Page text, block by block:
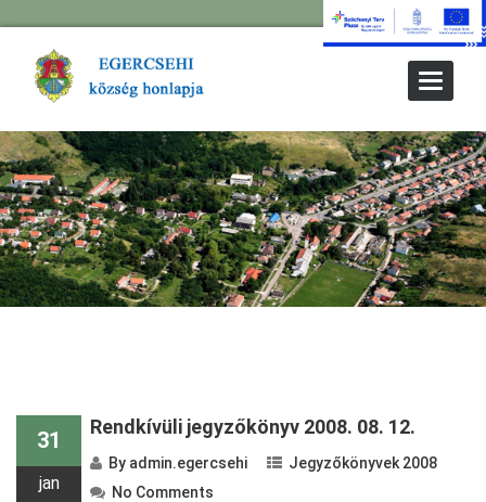
Toggle
31
jan
Rendkívüli jegyzőkönyv 2008. 08. 12.
By admin.egercsehi
Jegyzőkönyvek 2008
No Comments